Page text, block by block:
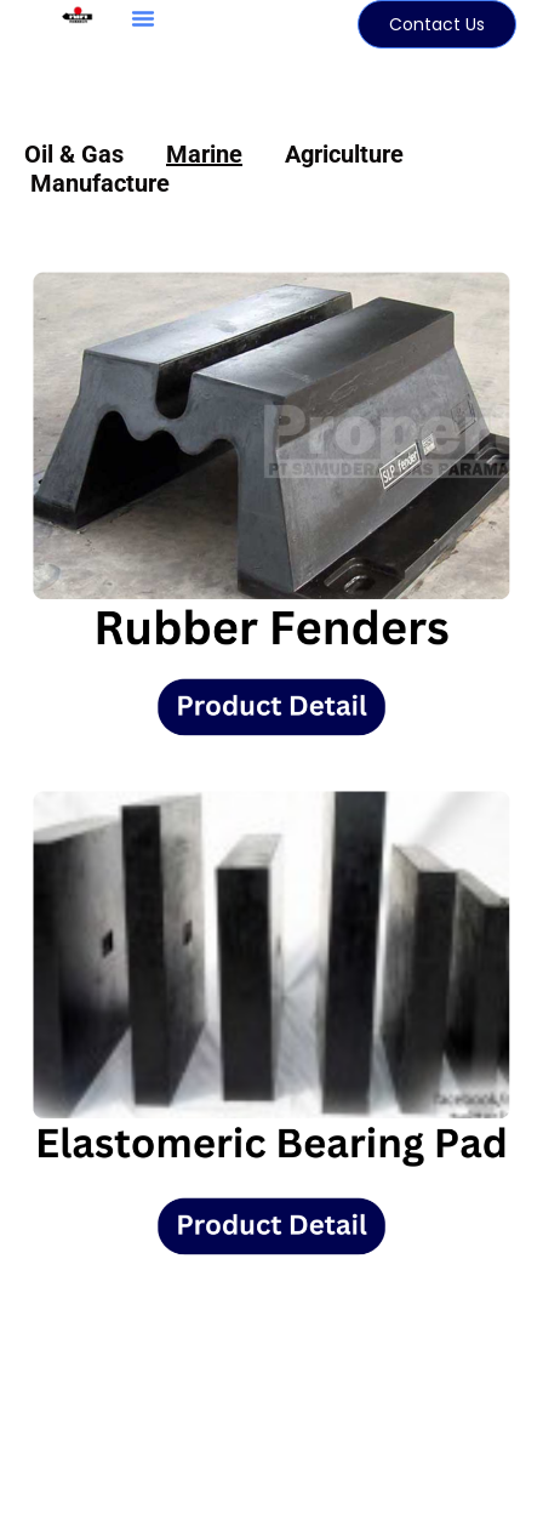
Contact Us
Oil & Gas Marine
Agriculture
Manufacture